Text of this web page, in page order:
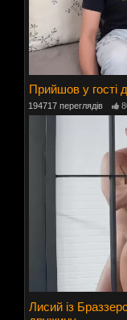
Прийшов у гості
194717 переглядів
Лисий із